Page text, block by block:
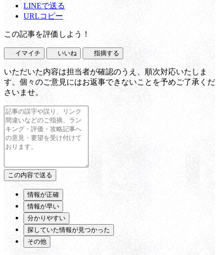
LINEで送る
URLコピー
この記事を評価しよう！
イマイチ いいね 指摘する
いただいた内容は担当者が確認のうえ、順次対応いたしま
す。個々のご意見にはお返事できないことを予めご了承くだ
さいませ。
情報が正確
情報が早い
分かりやすい
探していた情報が見つかった
その他